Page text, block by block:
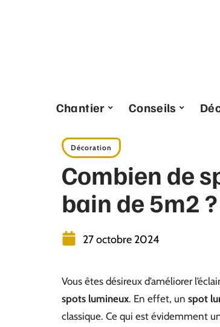
Chantier Conseils
Décoration
Combien de
bain de 5m2 ?
27 octobre 2024
Vous êtes désireux d’améliorer
spots lumineux. En effet, un spot
classique. Ce qui est évidemment